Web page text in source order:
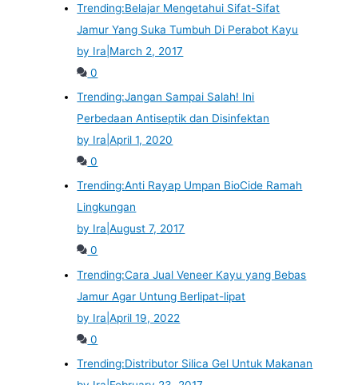
Trending:Belajar Mengetahui Sifat-Sifat
Jamur Yang Suka Tumbuh Di Perabot Kayu
by Ira March 2, 2017
0
Trending:Jangan Sampai Salah! Ini
Perbedaan Antiseptik dan Disinfektan
by Ira |April 1, 2020
0
Trending:Anti Rayap Umpan BioCide Ramah
Lingkungan
by Ira |August 7, 2017
0
Trending:Cara Jual Veneer Kayu yang Bebas
Jamur Agar Untung Berlipat-lipat
by Ira |April 19, 2022
0
Trending:Distributor Silica Gel Untuk Makanan